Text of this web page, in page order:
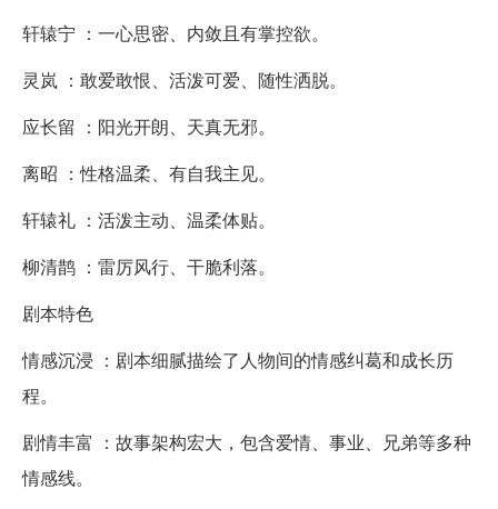
轩辕宁 ：一心思密、内敛且有掌控欲。
灵岚 ：敢爱敢恨、活泼可爱、随性洒脱。
应长留 ：阳光开朗、天真无邪。
离昭 ：性格温柔、有自我主见。
轩辕礼 ：活泼主动、温柔体贴。
柳清鹊 ：雷厉风行、干脆利落。
剧本特色
情感沉浸 ：剧本细腻描绘了人物间的情感纠葛和成长历
程。
剧情丰富 ：故事架构宏大，包含爱情、事业、兄弟等多种
情感线。